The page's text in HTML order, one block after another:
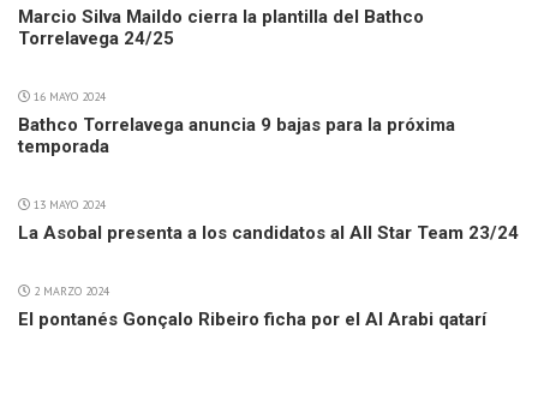
Marcio Silva Maildo cierra la plantilla del Bathco
Torrelavega 24/25
16 MAYO 2024
Bathco Torrelavega anuncia 9 bajas para la próxima
temporada
13 MAYO 2024
La Asobal presenta a los candidatos al All Star Team 23/24
2 MARZO 2024
El pontanés Gonçalo Ribeiro ficha por el Al Arabi qatarí